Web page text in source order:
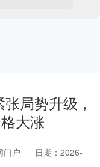
局势升级，
大涨
门户
日期：2026-